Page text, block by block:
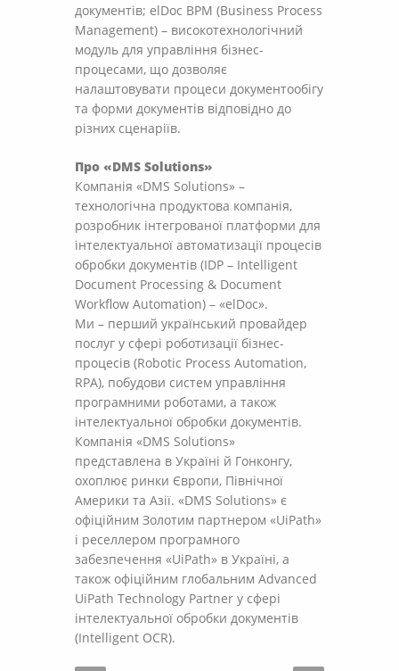
документів; elDoc BPM (Business Process
Management) – високотехнологічний
модуль для управління бізнес-
процесами, що дозволяє
налаштовувати процеси документообігу
та форми документів відповідно до
різних сценаріїв.
Про «DMS Solutions»
Компанія «DMS Solutions» –
технологічна продуктова компанія,
розробник інтегрованої платформи для
інтелектуальної автоматизації процесів
обробки документів (IDP – Intelligent
Document Processing & Document
Workflow Automation) – «elDoc».
Ми – перший український провайдер
послуг у сфері роботизації бізнес-
процесів (Robotic Process Automation,
RPA), побудови систем управління
програмними роботами, а також
інтелектуальної обробки документів.
Компанія «DMS Solutions»
представлена в Україні й Гонконгу,
охоплює ринки Європи, Північної
Америки та Азії. «DMS Solutions» є
офіційним Золотим партнером «UiPath»
і реселлером програмного
забезпечення «UiPath» в Україні, а
також офіційним глобальним Advanced
UiPath Technology Partner у сфері
інтелектуальної обробки документів
(Intelligent OCR).